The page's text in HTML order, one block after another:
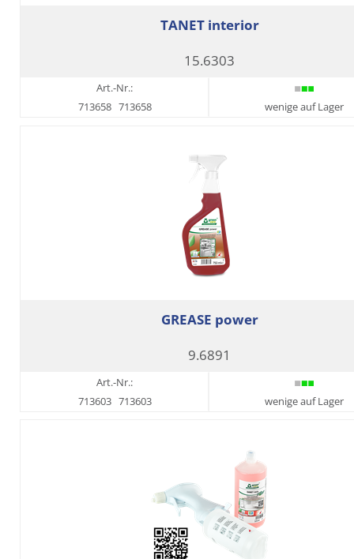
TANET interior
15.6303
Art.-Nr.:
713658 713658 wenige auf Lager
GREASE power
9.6891
Art.-Nr.:
713603 713603 wenige auf Lager